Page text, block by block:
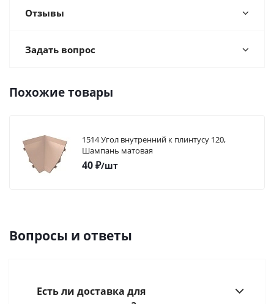
Отзывы
Задать вопрос
Похожие товары
1514 Угол внутренний к плинтусу 120,
Шампань матовая
40₽/шт
Вопросы и ответы
Есть ли доставка для